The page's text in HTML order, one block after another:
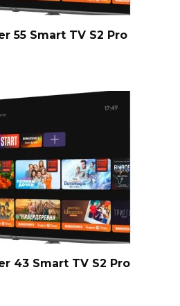
55 Smart TV S2 Pro
43 Smart TV S2 Pro